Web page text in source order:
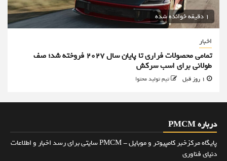
1 دقیقه خوانده شده
اخبار
تمامی محصولات فراری تا پایان سال ۲۰۲۷ فروخته شد؛ صف
طولانی برای اسب سرکش
تیم تولید محتوا
درباره PMCM
پایگاه مرکزخبر کامپیوتر و موبایل - PMCM سایتی برای رسد اخبار و اطلاعات
دنیای فناوری